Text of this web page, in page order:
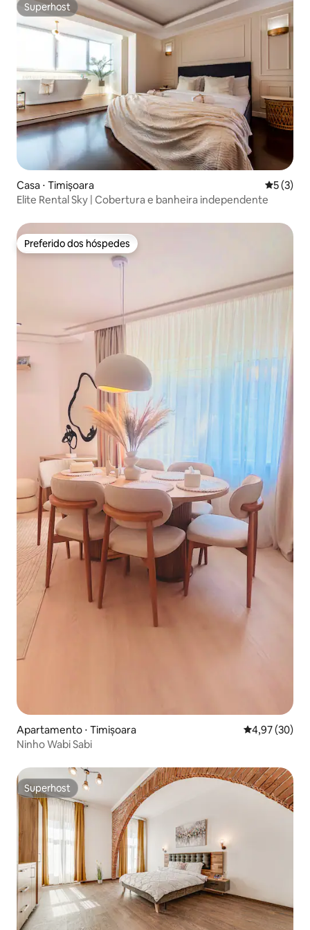
Superhost
Superhost
Casa ⋅ Timișoara 5 de
5 (3)
Elite Rental Sky | Cobertura e banheira independente
Preferido dos hóspedes
Preferido dos hóspedes
Apartamento ⋅ Timișoara 4,97 de uma
4,97 (30)
Ninho Wabi Sabi
Superhost
Superhost